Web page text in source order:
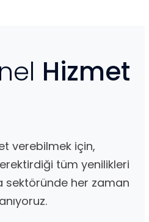
Hizmet
verebilmek için,
tüm yenilikleri
sektöründe her zaman